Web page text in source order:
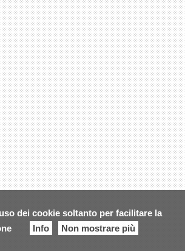
dei cookie soltanto per facilitare la
Info Non mostrare più